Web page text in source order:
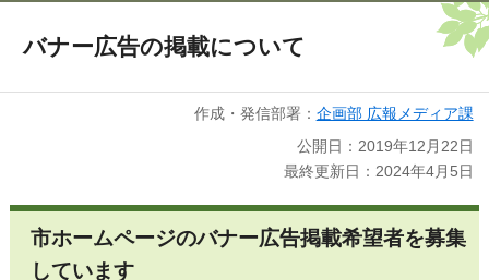
バナー広告の掲載について
作成・発信部署： 企画部 広報メディア課
公開日：2019年12月22日
最終更新日：2024年4月5日
市ホームページのバナー広告掲載希望者を募集
しています